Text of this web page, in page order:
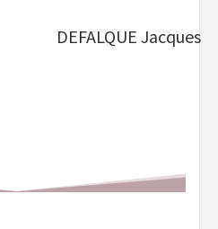
DEFALQUE Jacques